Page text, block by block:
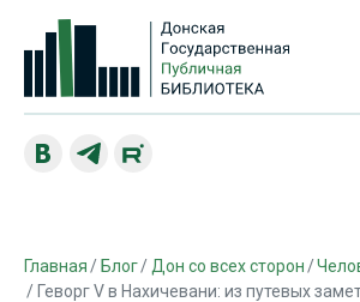
Главная Блог Дон со всех сторон
Геворг V в Нахичевани: из путевых